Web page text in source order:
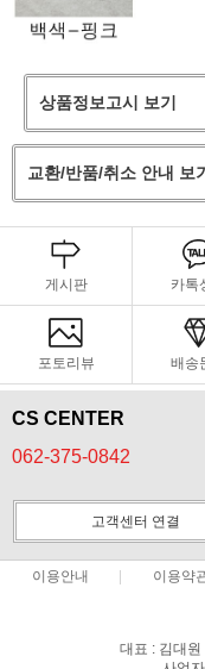
상품정보고시 보기
교환/반품/취소 안내 보기
게시판 카톡
포토리뷰 배송
CS CENTER
062-375-0842
고객센터 연결
이용안내 이용약
대표 : 김대